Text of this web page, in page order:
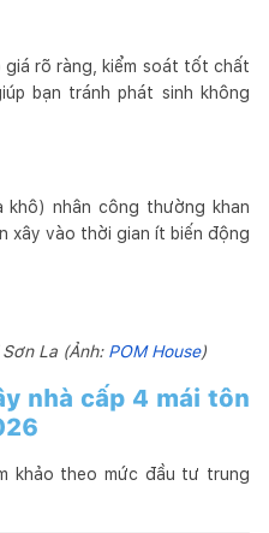
giá rõ ràng, kiểm soát tốt chất
bạn tránh phát sinh không
khô) nhân công thường khan
xây vào thời gian ít biến động
La (Ảnh: POM House)
nhà cấp 4 mái tôn
khảo theo mức đầu tư trung